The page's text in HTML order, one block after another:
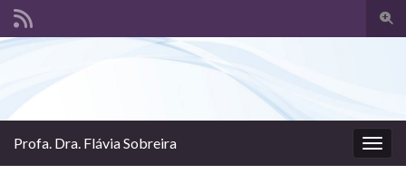
Profa. Dra. Flávia Sobreira